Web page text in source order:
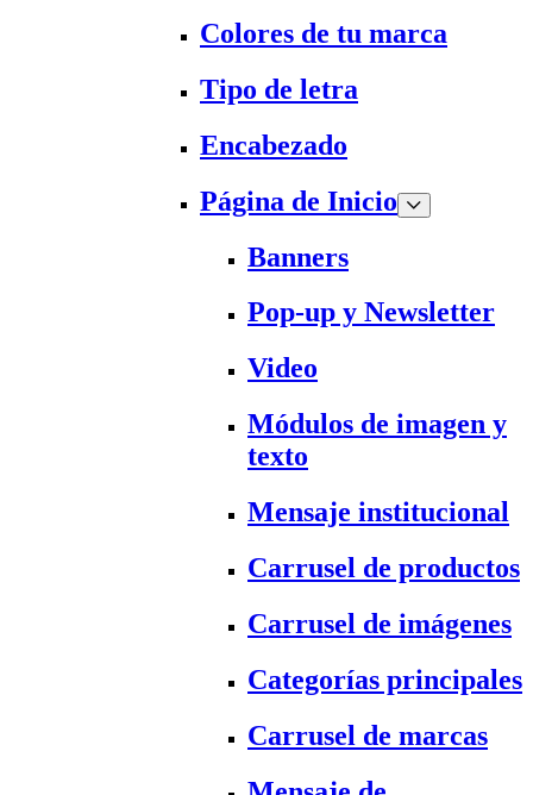
Colores de tu marca
Tipo de letra
Encabezado
Página de Inicio
Banners
Pop-up y Newsletter
Video
Módulos de imagen y
texto
Mensaje institucional
Carrusel de productos
Carrusel de imágenes
Categorías principales
Carrusel de marcas